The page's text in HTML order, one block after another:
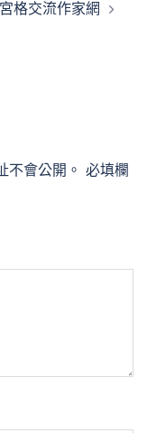
格交流作家網
不會公開。 必填欄